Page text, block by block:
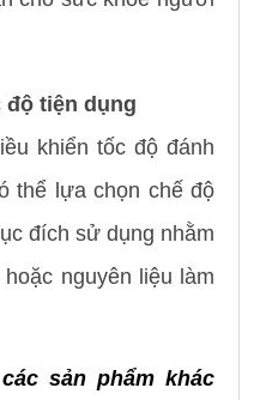
độ tiện dụng
khiển tốc độ đánh
thể lựa chọn chế độ
đích sử dụng nhằm
nguyên liệu làm
sản phẩm khác